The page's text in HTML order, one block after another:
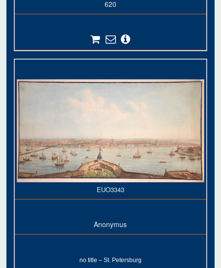
620
EUO3343
Anonymus
no title – St. Petersburg